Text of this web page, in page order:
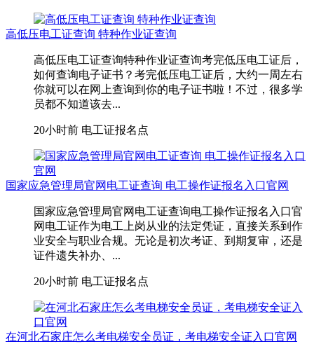
高低压电工证查询 特种作业证查询
高低压电工证查询特种作业证查询考完低压电工证后，
如何查询电子证书？考完低压电工证后，大约一周左右
你就可以在网上查询到你的电子证书啦！不过，很多学
员都不知道该去...
20小时前 电工证报名点
国家应急管理局官网电工证查询 电工操作证报名入口官网
国家应急管理局官网电工证查询电工操作证报名入口官
网电工证作为电工上岗从业的法定凭证，直接关系到作
业安全与职业合规。无论是初次考证、到期复审，还是
证件遗失补办、...
20小时前 电工证报名点
在河北石家庄怎么考电梯安全员证，考电梯安全证入口官网